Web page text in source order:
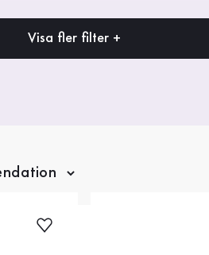
Visa fler filter +